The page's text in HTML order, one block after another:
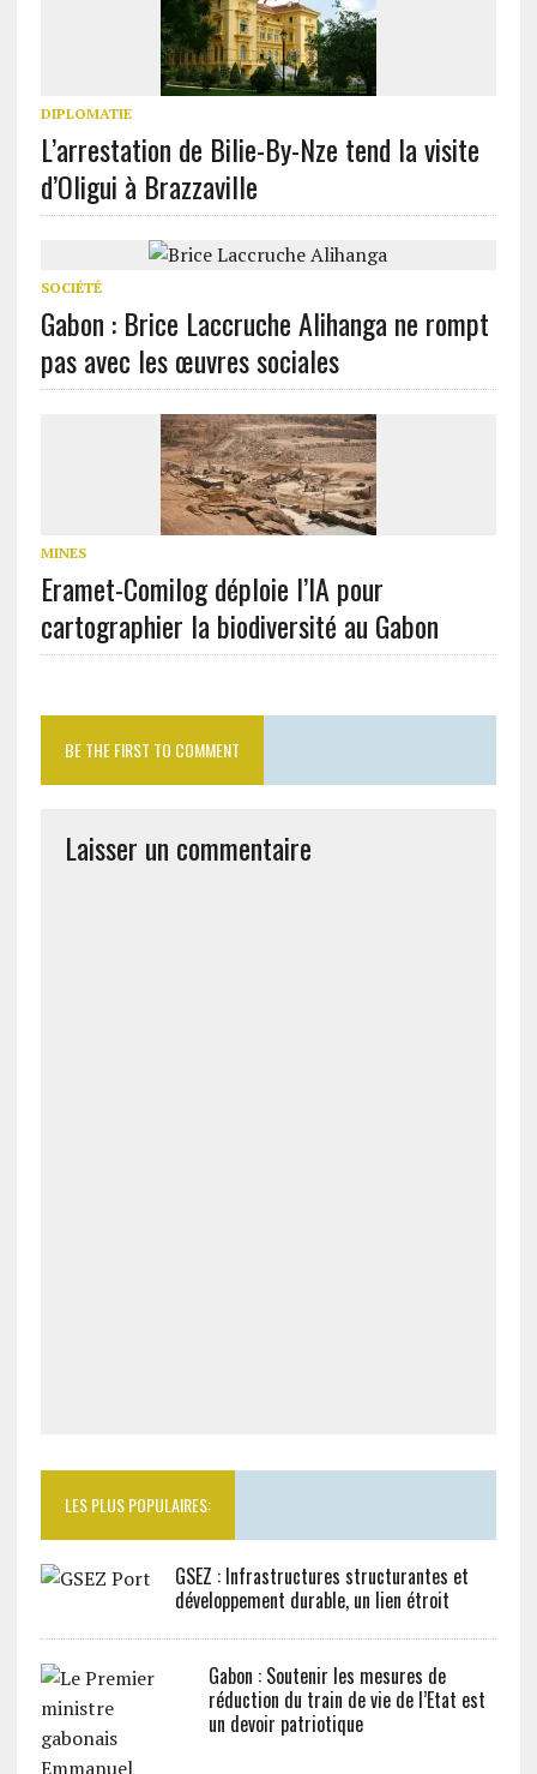
DIPLOMATIE
L’arrestation de Bilie-By-Nze tend la visite
d’Oligui à Brazzaville
SOCIÉTÉ
Gabon : Brice Laccruche Alihanga ne rompt
pas avec les œuvres sociales
MINES
Eramet-Comilog déploie l’IA pour
cartographier la biodiversité au Gabon
BE THE FIRST TO COMMENT
Laisser un commentaire
LES PLUS POPULAIRES:
GSEZ : Infrastructures structurantes et
développement durable, un lien étroit
Gabon : Soutenir les mesures de
réduction du train de vie de l’Etat est
un devoir patriotique